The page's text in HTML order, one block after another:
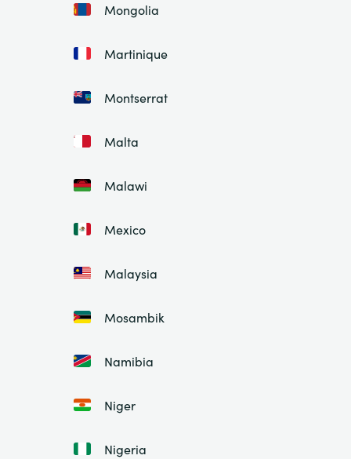
Mongolia
Martinique
Montserrat
Malta
Malawi
Mexico
Malaysia
Mosambik
Namibia
Niger
Nigeria